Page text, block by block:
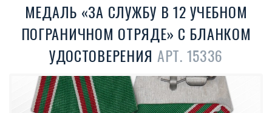
МЕДАЛЬ «ЗА СЛУЖБУ В 12 УЧЕБНОМ
ПОГРАНИЧНОМ ОТРЯДЕ» С БЛАНКОМ
УДОСТОВЕРЕНИЯ АРТ. 15336